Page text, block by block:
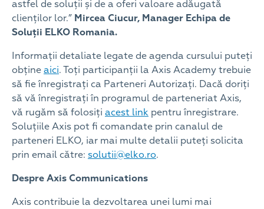
astfel de soluții și de a oferi valoare adăugată
clienților lor.” Mircea Ciucur, Manager Echipa de
Soluții ELKO Romania.
Informații detaliate legate de agenda cursului puteți
obține aici. Toți participanții la Axis Academy trebuie
să fie înregistrați ca Parteneri Autorizați. Dacă doriți
să vă înregistrați în programul de parteneriat Axis,
vă rugăm să folosiți acest link pentru înregistrare.
Soluțiile Axis pot fi comandate prin canalul de
parteneri ELKO, iar mai multe detalii puteți solicita
prin email către: solutii@elko.ro.
Despre Axis Communications
Axis contribuie la dezvoltarea unei lumi mai